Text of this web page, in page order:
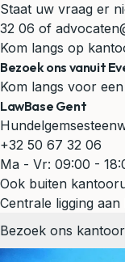
Staat uw vraag er
32 06 of
Kom langs op
Bezoek ons vanuit
Kom langs voor
LawBase Gent
+32 50 67 32 06
Ma - Vr: 09:00 -
Ook buiten
Centrale ligging
Bezoek ons kantoor